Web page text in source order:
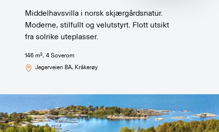
Middelhavsvilla i norsk skjærgårdsnatur.
Moderne, stilfullt og velutstyrt. Flott utsikt
fra solrike uteplasser.
146 m2, 4Soverom
Jegerveien 8A, Kråkerøy